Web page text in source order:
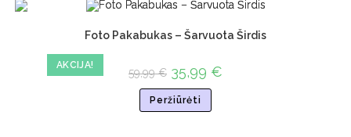
AKCIJA!
Foto Pakabukas – Šarvuota Širdis
59,99€ 35,99 €
Peržiūrėti